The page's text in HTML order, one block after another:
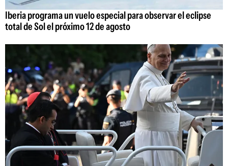
Iberia programa un vuelo especial para observar el eclipse
total de Sol el próximo 12 de agosto